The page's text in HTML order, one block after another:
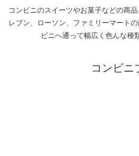
コンビニのスイーツやお菓子などの商
レブン、ローソン、ファミリーマート
ビニへ通って幅広く色んな種
コンビニ